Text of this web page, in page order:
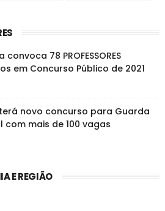
convoca 78 PROFESSORES
em Concurso Público de 2021
novo concurso para Guarda
com mais de 100 vagas
E REGIÃO